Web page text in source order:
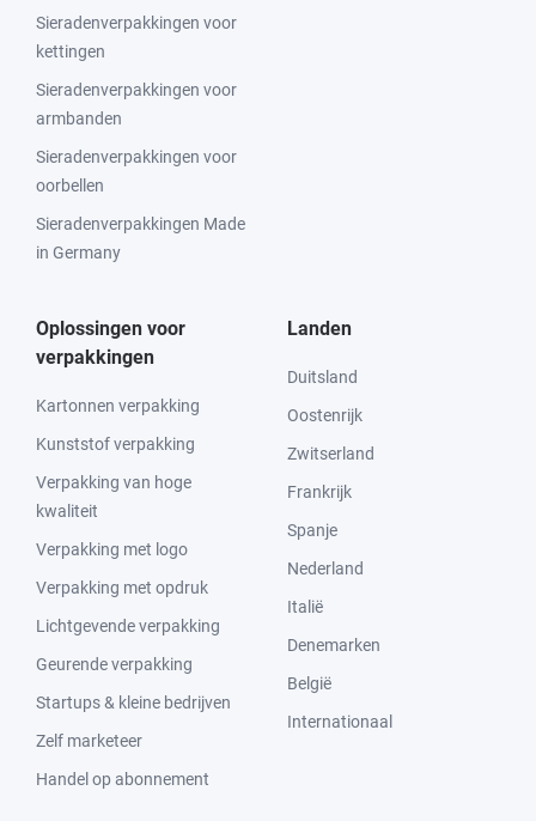
Sieradenverpakkingen voor
kettingen
Sieradenverpakkingen voor
armbanden
Sieradenverpakkingen voor
oorbellen
Sieradenverpakkingen Made
in Germany
Oplossingen voor
verpakkingen
Kartonnen verpakking
Kunststof verpakking
Verpakking van hoge
kwaliteit
Verpakking met logo
Verpakking met opdruk
Lichtgevende verpakking
Geurende verpakking
Startups & kleine bedrijven
Zelf marketeer
Handel op abonnement
Landen
Duitsland
Oostenrijk
Zwitserland
Frankrijk
Spanje
Nederland
Italië
Denemarken
België
Internationaal